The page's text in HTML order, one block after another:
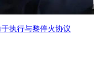
执行与黎停火协议